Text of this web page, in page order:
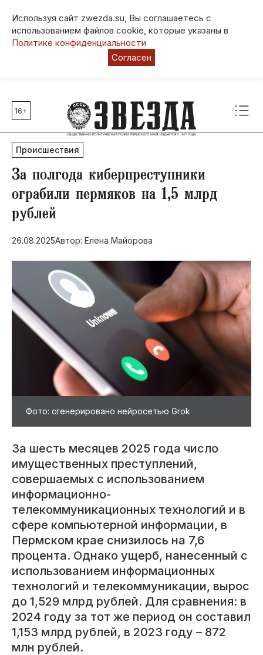
Используя сайт zwezda.su, Вы соглашаетесь с
использованием файлов cookie, которые указаны в
Политике конфиденциальности
Согласен
Главные темы
80 лет Победы
Молодежная столица РФ
СВО
Выборы в Пермском крае
Социальная поддержка
Инфраструктура
Благоустройство
16+
Происшествия
За полгода киберпреступники
ограбили пермяков на 1,5 млрд
рублей
26.08.2025Автор: Елена Майорова
Фото: сгенерировано нейросетью Grok
За шесть месяцев 2025 года число
имущественных преступлений,
совершаемых с использованием
информационно-
телекоммуникационных технологий и в
сфере компьютерной информации, в
Пермском крае снизилось на 7,6
процента. Однако ущерб, нанесенный с
использованием информационных
технологий и телекоммуникации, вырос
до 1,529 млрд рублей. Для сравнения: в
2024 году за тот же период он составил
1,153 млрд рублей, в 2023 году – 872
млн рублей.